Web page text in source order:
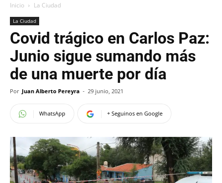
Inicio La Ciudad
La Ciudad
Covid trágico en Carlos Paz:
Junio sigue sumando más
de una muerte por día
Por Juan Alberto Pereyra - 29 junio, 2021
WhatsApp + Seguinos en Google